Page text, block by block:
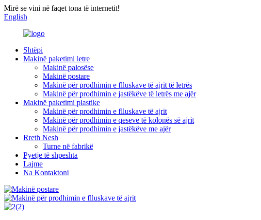
Mirë se vini në faqet tona të internetit!
English
Shtëpi
Makinë paketimi letre
Makinë palosëse
Makinë postare
Makinë për prodhimin e flluskave të ajrit të letrës
Makinë për prodhimin e jastëkëve të letrës me ajër
Makinë paketimi plastike
Makinë për prodhimin e flluskave të ajrit
Makinë për prodhimin e qeseve të kolonës së ajrit
Makinë për prodhimin e jastëkëve me ajër
Rreth Nesh
Turne në fabrikë
Pyetje të shpeshta
Lajme
Na Kontaktoni